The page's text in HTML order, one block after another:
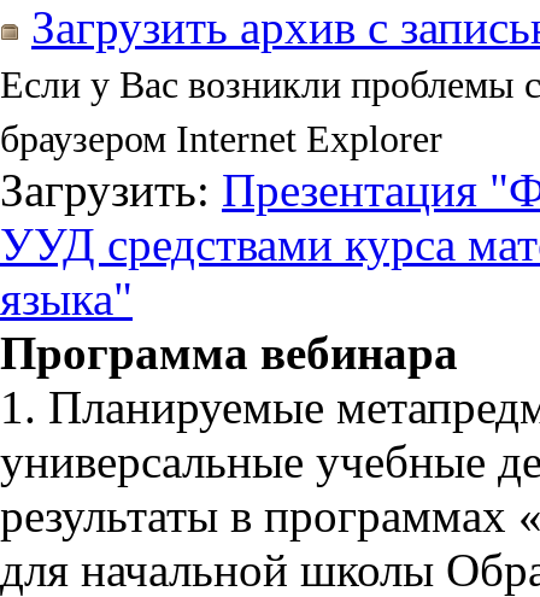
Загрузить архив с
Если у Вас возникли проблемы
браузером Internet Explorer
Загрузить: Презентация
УУД средствами курса
языка"
Программа вебинара
1. Планируемые
универсальные учебные
результаты в программах
для начальной школы